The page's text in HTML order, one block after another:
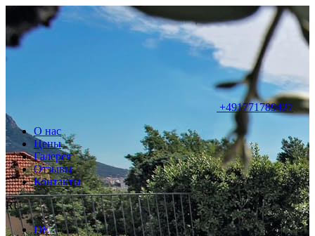
+491771789427
О нас
Цены
Галерея
Отзывы
Контакты
RU
DE